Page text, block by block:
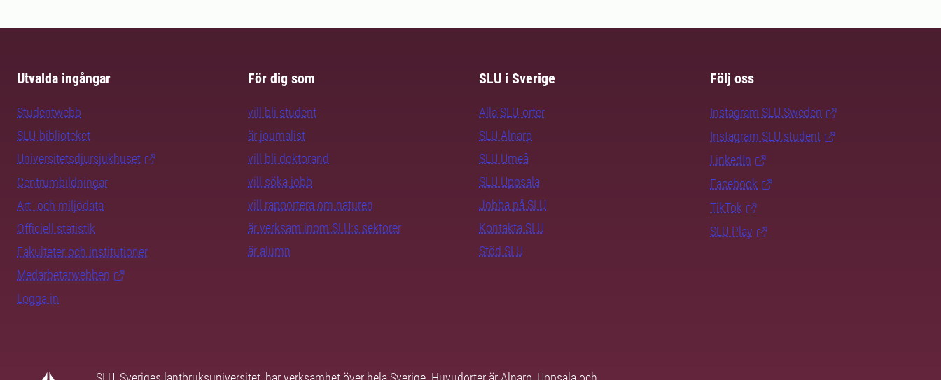
Utvalda ingångar
Studentwebb
SLU-biblioteket
Universitetsdjursjukhuset
Centrumbildningar
Art- och miljödata
Officiell statistik
Fakulteter och institutioner
Medarbetarwebben
Logga in
För dig som
vill bli student
är journalist
vill bli doktorand
vill söka jobb
vill rapportera om naturen
är verksam inom SLU:s sektorer
är alumn
SLU i Sverige
Alla SLU-orter
SLU Alnarp
SLU Umeå
SLU Uppsala
Jobba på SLU
Kontakta SLU
Stöd SLU
Följ oss
Instagram SLU.Sweden
Instagram SLU.student
LinkedIn
Facebook
TikTok
SLU Play